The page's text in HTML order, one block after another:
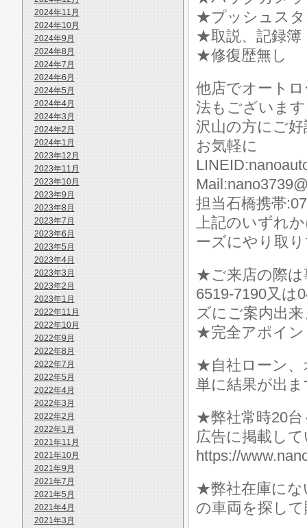
2024年11月
2024年10月
2024年9月
2024年8月
2024年7月
2024年6月
2024年5月
2024年4月
2024年3月
2024年2月
2024年1月
2023年12月
2023年11月
2023年10月
2023年9月
2023年8月
2023年7月
2023年6月
2023年5月
2023年4月
2023年3月
2023年2月
2023年1月
2022年11月
2022年10月
2022年9月
2022年8月
2022年7月
2022年5月
2022年4月
2022年3月
2022年2月
2022年1月
2021年11月
2021年10月
2021年9月
2021年7月
2021年5月
2021年4月
2021年3月
★プッシュス
★取説、記録簿
★修復歴無し
他店でオート
法もございま
沢山の方にご
お気軽に
担当石橋携帯
上記のいずれ
ーズにやり取
★ご来店の際は
6519-7190又は
ズにご案内出
★完全アポイ
★自社ローン、
単に結果が出
★弊社常時20台
広告に掲載し
https://
★弊社在庫にな
の車両を探し